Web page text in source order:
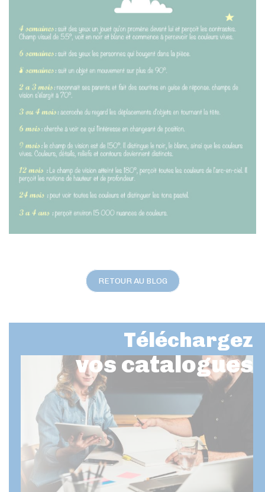
RETOUR AU BLOG
Téléchargez
vos catalogues